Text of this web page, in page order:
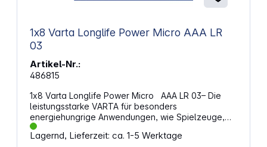
1x8 Varta Longlife Power Micro AAA LR
03
Artikel-Nr.:
486815
1x8 Varta Longlife Power Micro AAA LR 03– Die
leistungsstarke VARTA für besonders
energiehungrige Anwendungen, wie Spielzeuge,
Audiogeräte, Elektronikspiele, Rauchmelder u.v.a.
Alternative Artikelbezeichnung: Micro, LR03, LR3,
Lagernd, Lieferzeit: ca. 1-5 Werktage